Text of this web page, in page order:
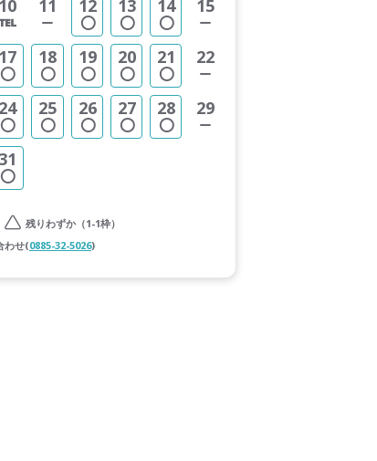
10 11 12 13 14 15
17 18 19 20 21 22
24 25 26 27 28 29
31
残りわずか（1-1枠）
わせ(0885-32-5026)